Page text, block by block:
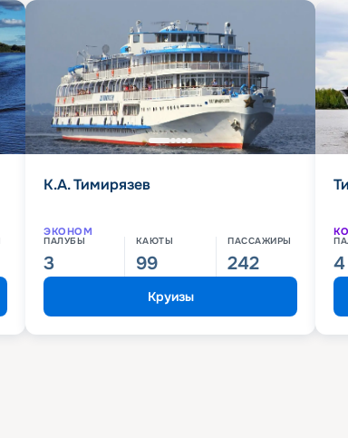
К.А. Тимирязев
ЭКОНОМ
ПАЛУБЫ
3
КАЮТЫ
99
ПАССАЖИРЫ
242
Круизы
4